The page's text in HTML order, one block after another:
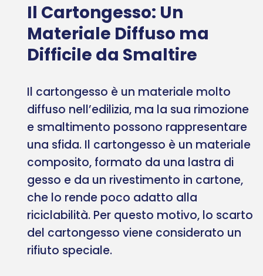
Il Cartongesso: Un
Materiale Diffuso ma
Difficile da Smaltire
Il cartongesso è un materiale molto
diffuso nell’edilizia, ma la sua rimozione
e smaltimento possono rappresentare
una sfida. Il cartongesso è un materiale
composito, formato da una lastra di
gesso e da un rivestimento in cartone,
che lo rende poco adatto alla
riciclabilità. Per questo motivo, lo scarto
del cartongesso viene considerato un
rifiuto speciale.